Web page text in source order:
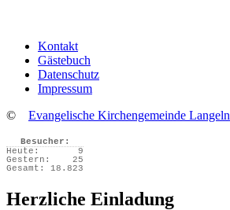
Kontakt
Gästebuch
Datenschutz
Impressum
© Evangelische Kirchengemeinde Langeln
Besucher:
Heute:
9
Gestern:
25
Gesamt:
18.823
Herzliche Einladung